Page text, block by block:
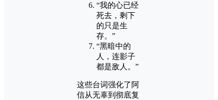
“我的心已经
死去，剩下
的只是生
存。”
“黑暗中的
人，连影子
都是敌人。”
这些台词强化了阿
信从无辜到彻底复